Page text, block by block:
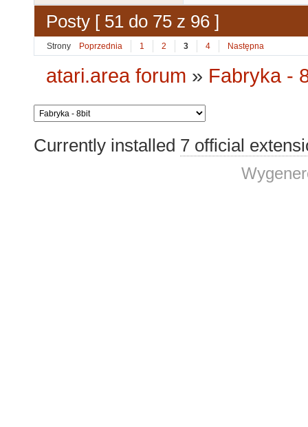
Posty [ 51 do 75 z 96 ]
Strony Poprzednia 1 2 3 4 Następna
atari.area forum » Fabryka -
Currently installed 7 official